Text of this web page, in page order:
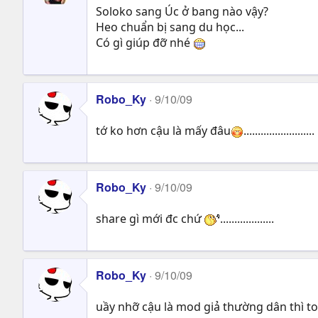
Soloko sang Úc ở bang nào vậy?
Heo chuẩn bị sang du học...
Có gì giúp đỡ nhé
Robo_Ky 9/10/09
tớ ko hơn cậu là mấy đâu .........................
Robo_Ky 9/10/09
share gì mới đc chứ ...................
Robo_Ky 9/10/09
uầy nhỡ cậu là mod giả thường dân thì